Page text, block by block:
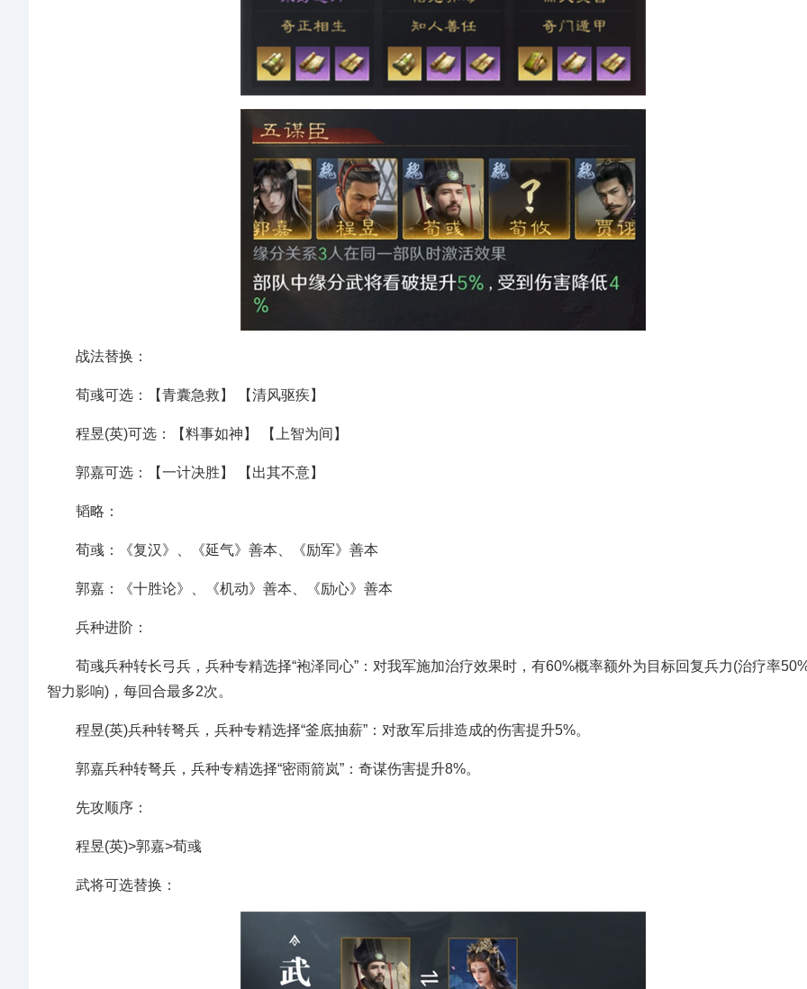
战法替换：
荀彧可选：【青囊急救】 【清风驱疾】
程昱(英)可选：【料事如神】 【上智为间】
郭嘉可选：【一计决胜】 【出其不意】
韬略：
荀彧：《复汉》、《延气》善本、《励军》善本
郭嘉：《十胜论》、《机动》善本、《励心》善本
兵种进阶：
荀彧兵种转长弓兵，兵种专精选择“袍泽同心”：对我军施加治疗效果时，有60%概率额外为目标回复兵力(治疗率
智力影响)，每回合最多2次。
程昱(英)兵种转弩兵，兵种专精选择“釜底抽薪”：对敌军后排造成的伤害提升5%。
郭嘉兵种转弩兵，兵种专精选择“密雨箭岚”：奇谋伤害提升8%。
先攻顺序：
程昱(英)>郭嘉>荀彧
武将可选替换：